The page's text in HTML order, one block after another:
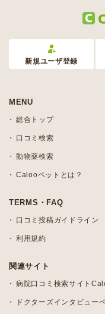
新規ユーザ登録
MENU
総合トップ
口コミ検索
動物薬検索
Calooペットとは？
TERMS・FAQ
口コミ投稿ガイドライン
利用規約
関連サイト
病院口コミ検索サイト
ドクターズインタビュー